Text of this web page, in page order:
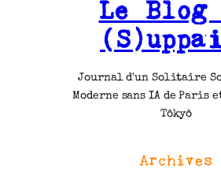
Le Blog
Journal d'un Solitaire
Moderne sans IA de Paris
Tôkyô
Archives